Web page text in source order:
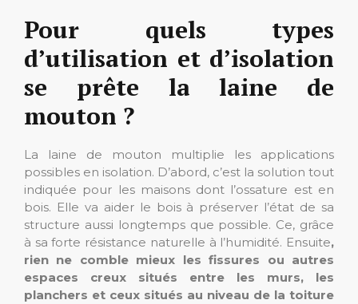
Pour quels types
d’utilisation et d’isolation
se prête la laine de
mouton ?
La laine de mouton multiplie les applications
possibles en isolation. D’abord, c’est la solution tout
indiquée pour les maisons dont l’ossature est en
bois. Elle va aider le bois à préserver l’état de sa
structure aussi longtemps que possible. Ce, grâce
à sa forte résistance naturelle à l’humidité. Ensuite,
rien ne comble mieux les fissures ou autres
espaces creux situés entre les murs, les
planchers et ceux situés au niveau de la toiture